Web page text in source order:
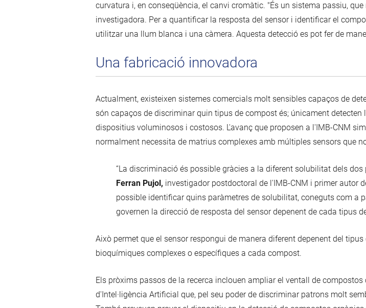
curvatura i, en conseqüència, el canvi cromàtic. "És un sistema passiu,
investigadora. Per a quantificar la resposta del sensor i identificar el
utilitzar una llum blanca i una càmera. Aquesta detecció es pot fer de
Una fabricació innovadora
Actualment, existeixen sistemes comercials molt sensibles capaços de
són capaços de discriminar quin tipus de compost és; únicament
dispositius voluminosos i costosos. L'avanç que proposen a l'IMB-CNM
normalment necessita de matrius complexes amb múltiples sensors que
“La discriminació és possible gràcies a la diferent solubilitat dels
Ferran Pujol, investigador postdoctoral de l'IMB-CNM i primer autor
possible identificar quins paràmetres de solubilitat, coneguts com a
governen la direcció de resposta del sensor depenent de cada tipus
Això permet que el sensor respongui de manera diferent depenent del
bioquímiques complexes o específiques a cada compost.
Els pròxims passos de la recerca inclouen ampliar el ventall de
d'Intel·ligència Artificial que, pel seu poder de discriminar patrons molt